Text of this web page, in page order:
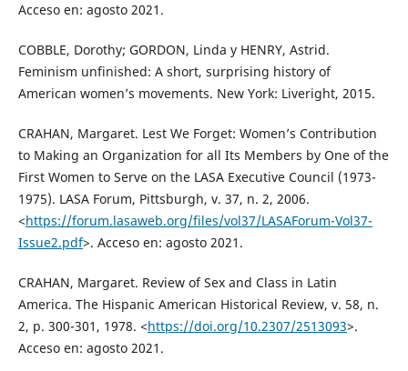
Acceso en: agosto 2021.
COBBLE, Dorothy; GORDON, Linda y HENRY, Astrid.
Feminism unfinished: A short, surprising history of
American women’s movements. New York: Liveright, 2015.
CRAHAN, Margaret. Lest We Forget: Women’s Contribution
to Making an Organization for all Its Members by One of the
First Women to Serve on the LASA Executive Council (1973-
1975). LASA Forum, Pittsburgh, v. 37, n. 2, 2006.
<https://forum.lasaweb.org/files/vol37/LASAForum-Vol37-
Issue2.pdf>. Acceso en: agosto 2021.
CRAHAN, Margaret. Review of Sex and Class in Latin
America. The Hispanic American Historical Review, v. 58, n.
2, p. 300-301, 1978. <https://doi.org/10.2307/2513093>.
Acceso en: agosto 2021.